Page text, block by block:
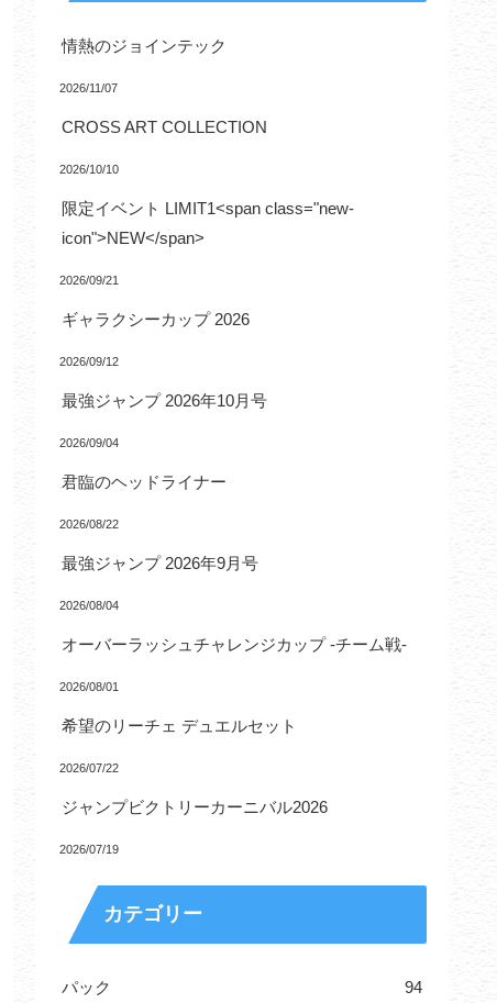
情熱のジョインテック
2026/11/07
CROSS ART COLLECTION
2026/10/10
限定イベント LIMIT1<span class="new-
icon">NEW</span>
2026/09/21
ギャラクシーカップ 2026
2026/09/12
最強ジャンプ 2026年10月号
2026/09/04
君臨のヘッドライナー
2026/08/22
最強ジャンプ 2026年9月号
2026/08/04
オーバーラッシュチャレンジカップ -チーム戦-
2026/08/01
希望のリーチェ デュエルセット
2026/07/22
ジャンプビクトリーカーニバル2026
2026/07/19
カテゴリー
パック 94